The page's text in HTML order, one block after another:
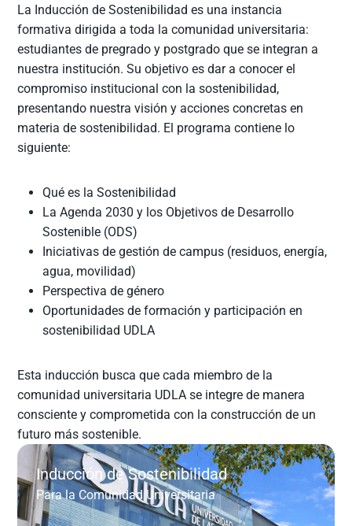
La Inducción de Sostenibilidad es una instancia
formativa dirigida a toda la comunidad universitaria:
estudiantes de pregrado y postgrado que se integran a
nuestra institución. Su objetivo es dar a conocer el
compromiso institucional con la sostenibilidad,
presentando nuestra visión y acciones concretas en
materia de sostenibilidad. El programa contiene lo
siguiente:
Qué es la Sostenibilidad
La Agenda 2030 y los Objetivos de Desarrollo
Sostenible (ODS)
Iniciativas de gestión de campus (residuos, energía,
agua, movilidad)
Perspectiva de género
Oportunidades de formación y participación en
sostenibilidad UDLA
Esta inducción busca que cada miembro de la
comunidad universitaria UDLA se integre de manera
consciente y comprometida con la construcción de un
futuro más sostenible.
Inducción de Sostenibilidad
Para la Comunidad Universitaria